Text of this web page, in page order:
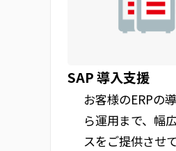
SAP 導入支援
お客様のERPの
ら運用まで、幅
スをご提供させ